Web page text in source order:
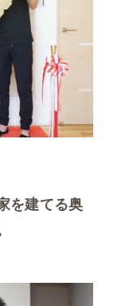
を建てる奥